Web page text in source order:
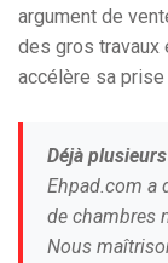
argument de
des gros travaux
accélère sa
Déjà
Ehpad.com a
de chambres
Nous